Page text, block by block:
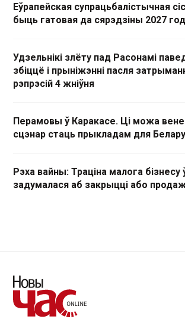
Еўрапейская супрацьбалістычная
быць гатовая да сярэдзіны 2027
Удзельнікі злёту пад Расонамі
збіццё і прыніжэнні пасля
рэпрэсій 4 жніўня
Перамовы ў Каракасе. Ці можа
сцэнар стаць прыкладам для
Рэха вайны: Траціна малога бізнесу
задумалася аб закрыцці або